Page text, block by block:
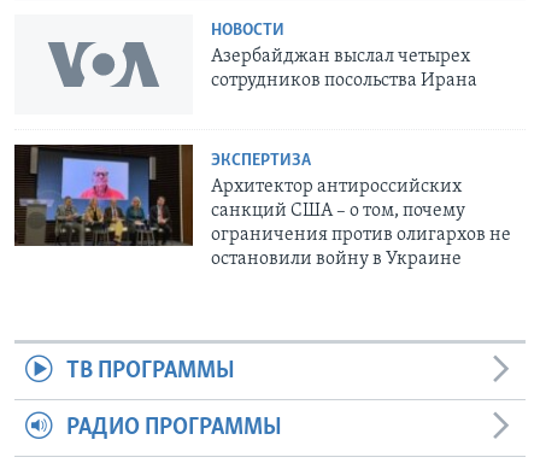
НОВОСТИ
Азербайджан выслал четырех
сотрудников посольства Ирана
ЭКСПЕРТИЗА
Архитектор антироссийских
санкций США – о том, почему
ограничения против олигархов не
остановили войну в Украине
ТВ ПРОГРАММЫ
РАДИО ПРОГРАММЫ